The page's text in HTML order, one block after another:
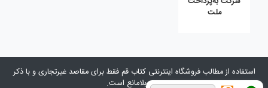
ملت
استفاده از مطالب فروشگاه اینترنتی کتاب قم فقط برای مقاصد غیرتجاری و با ذکر
منبع بلامانع است.